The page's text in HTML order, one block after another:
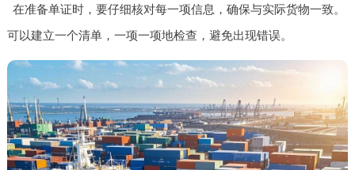
在准备单证时，要仔细核对每一项信息，确保与实际货物一致。
可以建立一个清单，一项一项地检查，避免出现错误。